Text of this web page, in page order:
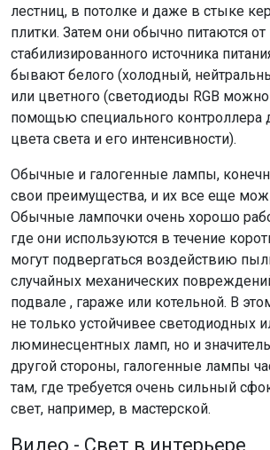
лестниц, в потолке и даже в стыке
плитки. Затем они обычно питаются от
стабилизированного источника
бывают белого (холодный,
или цветного (светодиоды RGB
помощью специального контроллера
цвета света и его интенсивности).
Обычные и галогенные лампы,
свои преимущества, и их все еще
Обычные лампочки очень хорошо
где они используются в течение
могут подвергаться воздействию
случайных механических
подвале , гараже или котельной. В
не только устойчивее светодиодных
люминесцентных ламп, но и
другой стороны, галогенные лампы
там, где требуется очень сильный
свет, например, в мастерской.
Видео - Свет в интерьере